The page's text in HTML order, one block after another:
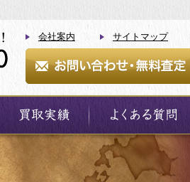
会社案内 サイトマップ